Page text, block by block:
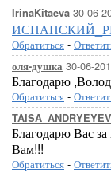
IrinaKitaeva 30-06-
Обратиться -
оля-душка 30-06-
Благодарю
Обратиться -
Благодарю Вас
Вам!!!
Обратиться -